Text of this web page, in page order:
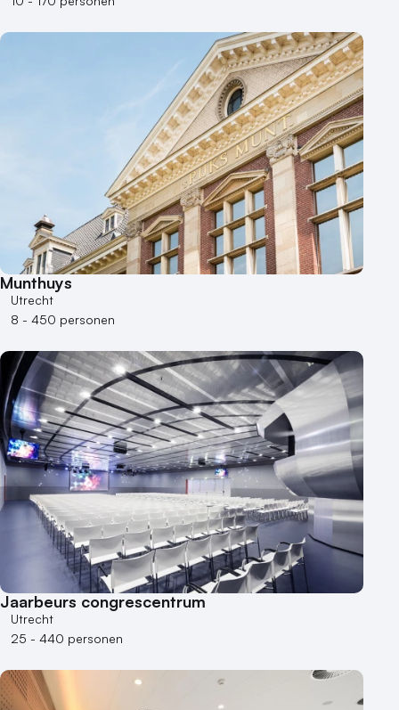
Munthuys
Utrecht
8 - 450 personen
Jaarbeurs congrescentrum
Utrecht
25 - 440 personen